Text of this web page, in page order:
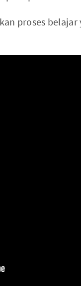
proses